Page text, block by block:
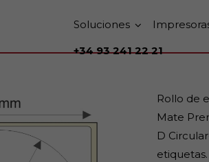
Soluciones
+34 93 241 22 21
Rollo de
Mate
D